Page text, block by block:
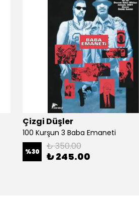
Çizgi Düşler
100 Kurşun 3 Baba Emaneti
%30 ₺ 350.00
₺ 245.00